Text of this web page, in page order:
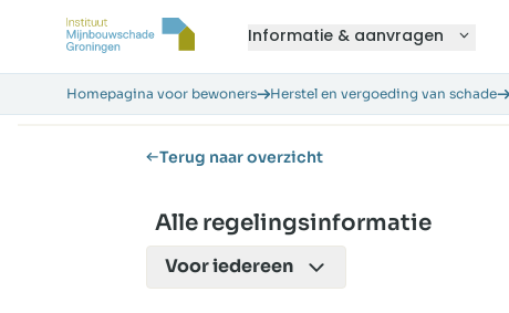
Informatie & aanvragen
Homepagina voor bewoners Herstel en vergoeding van schade
Terug naar overzicht
Alle regelingsinformatie
Vooriedereen